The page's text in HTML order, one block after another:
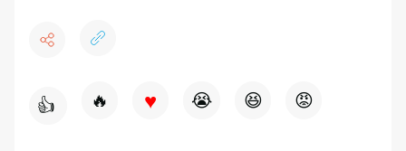
👍 🔥 ♥ 😭 😆 😡